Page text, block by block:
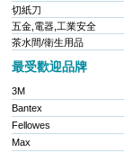
切紙刀
五金,電器,工業安全
茶水間/衛生用品
最受歡迎品牌
3M
Bantex
Fellowes
Max